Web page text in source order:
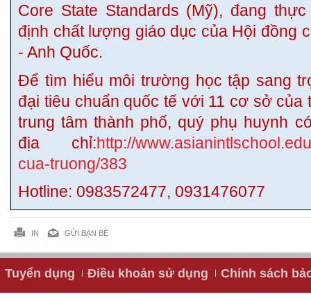
Core State Standards (Mỹ), đang
định chất lượng giáo dục của Hội đồng
- Anh Quốc.
Để tìm hiểu môi trường học tập sang
đại tiêu chuẩn quốc tế với 11 cơ sở
trung tâm thành phố, quý phụ huynh
địa chỉ:http://
cua-truong/383
Hotline: 0983572477, 0931476077
IN GỬI BẠN BÈ
Tuyển dụng Điều khoản sử dụng Chính sách